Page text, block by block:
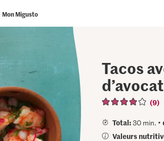
Mon Migusto
Tacos
d’avocat
(9)
Total: 30 min. •
Valeurs